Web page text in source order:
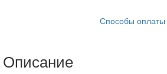
Способы оплаты
Описание